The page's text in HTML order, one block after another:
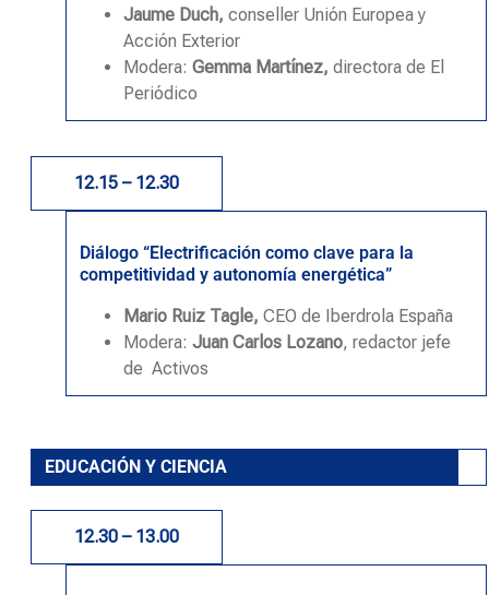
Jaume Duch, conseller Unión Europea y
Acción Exterior
Modera: Gemma Martínez, directora de El
Periódico
12.15 – 12.30
Diálogo “Electrificación como clave para la
competitividad y autonomía energética”
Mario Ruiz Tagle, CEO de Iberdrola España
Modera: Juan Carlos Lozano, redactor jefe
de Activos
EDUCACIÓN Y CIENCIA
12.30 – 13.00